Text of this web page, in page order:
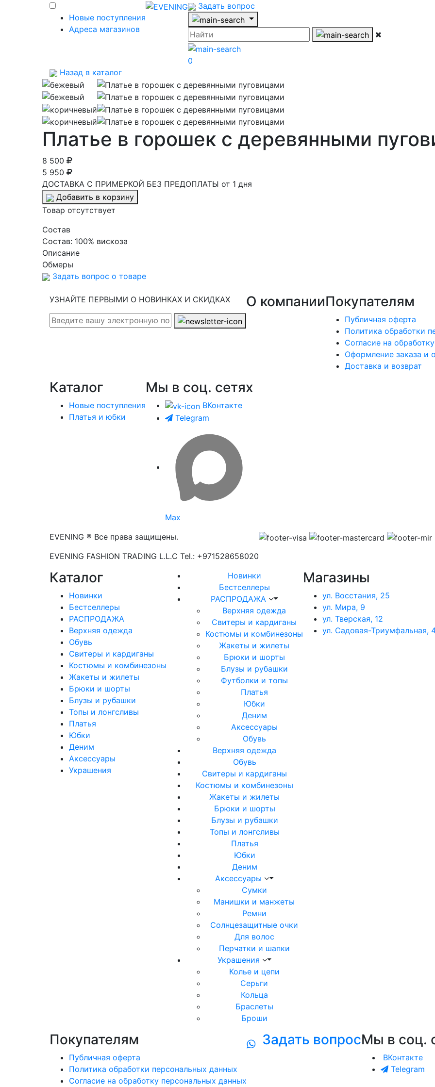
Новые поступления
Адреса магазинов
Задать вопрос
0
Назад в каталог
Платье в горошек с деревянными
8 500
5 950
ДОСТАВКА С ПРИМЕРКОЙ БЕЗ ПРЕДОПЛАТЫ от 1 дня
Добавить в корзину
Товар отсутствует
Cостав
Состав: 100% вискоза
Описание
Обмеры
Задать вопрос о товаре
УЗНАЙТЕ ПЕРВЫМИ О НОВИНКАХ И СКИДКАХ О компанииПокупателям
Публичная оферта
Политика обработки
Согласие на
Оформление заказа и
Доставка и возврат
Каталог
Новые поступления
Платья и юбки
Мы в соц. сетях
ВКонтакте
Telegram
Max
EVENING ® Все права защищены.
EVENING FASHION TRADING L.L.C Tel.: +971528658020
Каталог
Новинки
Бестселлеры
РАСПРОДАЖА
Верхняя одежда
Обувь
Свитеры и кардиганы
Костюмы и комбинезоны
Жакеты и жилеты
Брюки и шорты
Блузы и рубашки
Топы и лонгсливы
Платья
Юбки
Деним
Аксессуары
Украшения
Новинки
Бестселлеры
РАСПРОДАЖА
Верхняя одежда
Свитеры и кардиганы
Костюмы и комбинезоны
Жакеты и жилеты
Брюки и шорты
Блузы и рубашки
Футболки и топы
Платья
Юбки
Деним
Аксессуары
Обувь
Верхняя одежда
Обувь
Свитеры и кардиганы
Костюмы и комбинезоны
Жакеты и жилеты
Брюки и шорты
Блузы и рубашки
Топы и лонгсливы
Платья
Юбки
Деним
Аксессуары
Сумки
Манишки и манжеты
Ремни
Солнцезащитные очки
Для волос
Перчатки и шапки
Украшения
Колье и цепи
Серьги
Кольца
Браслеты
Броши
Магазины
ул. Восстания, 25
ул. Мира, 9
ул. Тверская, 12
ул. Садовая-Триумфальная,
Покупателям
Публичная оферта
Политика обработки персональных данных
Согласие на обработку персональных данных
Задать вопросМы в соц.
ВКонтакте
Telegram